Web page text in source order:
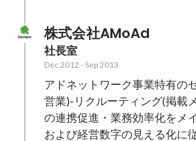
株式会社AMoAd
社長室
Dec 2012 - Sep 2013
アドネットワーク事業特有の
営業)-リクルーティング(掲載
の連携促進・業務効率化をメ
および経営数字の見える化に